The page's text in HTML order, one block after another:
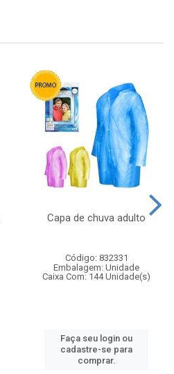
Capa de chuva adulto
Código: 832331
Embalagem: Unidade
Caixa Com: 144 Unidade(s)
Faça seu login ou
cadastre-se para
comprar.